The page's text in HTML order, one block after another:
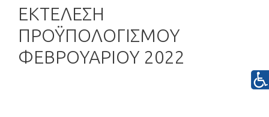
ΕΚΤΕΛΕΣΗ
ΠΡΟΫΠΟΛΟΓΙΣΜΟΥ
ΦΕΒΡΟΥΑΡΙΟΥ 2022